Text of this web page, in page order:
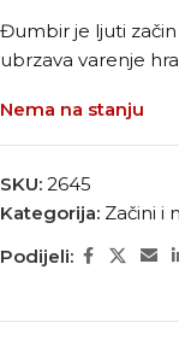
Đumbir je ljuti
ubrzava varenje
Nema na stanju
SKU: 2645
Kategorija: Začini i
Podijeli: